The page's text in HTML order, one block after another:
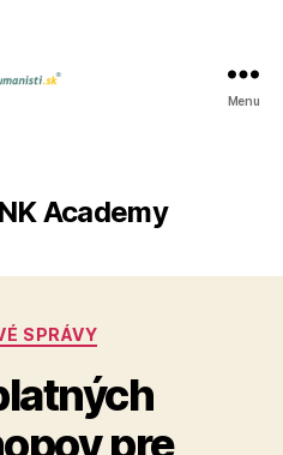
Menu
Academy
Kategórie
SPRÁVY
pre